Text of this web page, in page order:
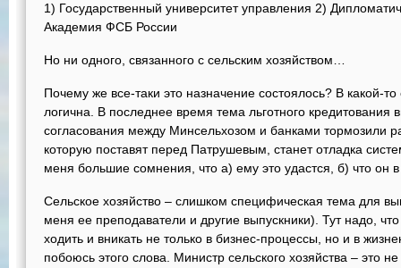
1) Государственный университет управления 2)
Академия ФСБ России
Но ни одного, связанного с сельским хозяйством…
Почему же все-таки это назначение состоялось? В какой-
логична. В последнее время тема льготного
согласования между Минсельхозом и банками тормозили
которую поставят перед Патрушевым, станет отладка
меня большие сомнения, что а) ему это удастся, б) что он
Сельское хозяйство – слишком специфическая тема для
меня ее преподаватели и другие выпускники). Тут надо,
ходить и вникать не только в бизнес-процессы, но и в
побоюсь этого слова. Министр сельского хозяйства – это